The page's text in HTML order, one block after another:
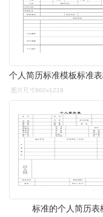
图片尺寸860x1218
标准的个人简历表